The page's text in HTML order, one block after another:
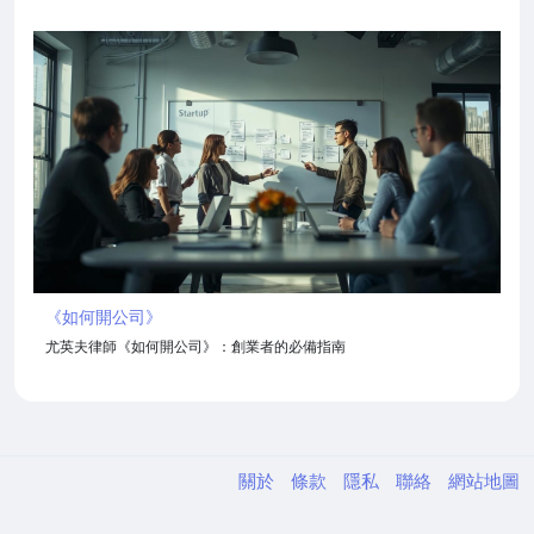
《如何開公司》
尤英夫律師《如何開公司》：創業者的必備指南
關於 條款 隱私 聯絡 網站地圖